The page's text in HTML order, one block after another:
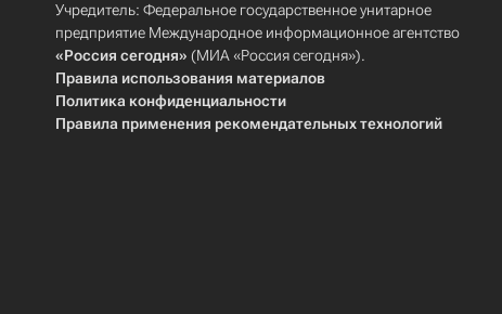
Учредитель: Федеральное государственное унитарное
предприятие Международное информационное агентство
«Россия сегодня» (МИА «Россия сегодня»).
Правила использования материалов
Политика конфиденциальности
Правила применения рекомендательных технологий